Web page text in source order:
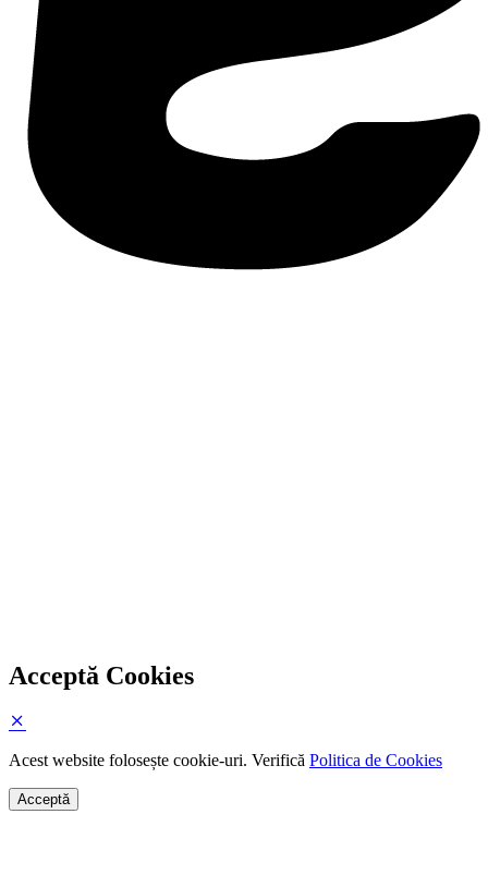
Acceptă Cookies
Acest website folosește cookie-uri. Verifică Politica de Cookies
Acceptă